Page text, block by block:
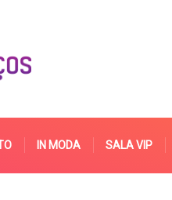
IN MODA SALA VIP